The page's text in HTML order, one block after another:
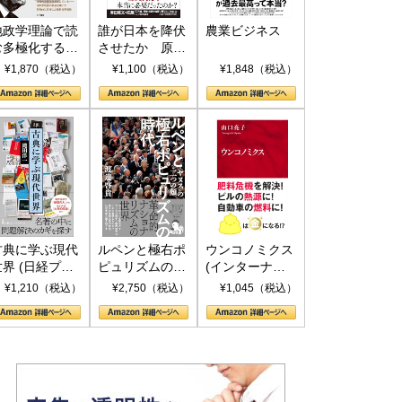
政学理論で読
多極化する世
トランプと
¥1,870（税込）
誰が日本を降伏
させたか 原爆
投下、ソ連参
(PHP新書)
¥1,100（税込）
農業ビジネス
¥1,848（税込）
典に学ぶ現代
界 (日経プレ
アシリーズ)
¥1,210（税込）
ルペンと極右ポ
ピュリズムの時
代：〈ヤヌス〉
¥2,750（税込）
ウンコノミクス
(インターナシ
ョナル新書)
¥1,045（税込）